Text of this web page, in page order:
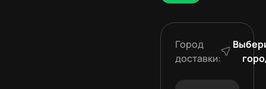
Город
доставки: